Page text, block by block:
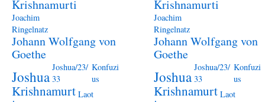
Krishnamurti
Joachim
Ringelnatz
Johann Wolfgang von
Goethe
Joshua
Joshua/23/
33
Konfuzi
us
Krishnamurt Laot
Krishnamurti
Joachim
Ringelnatz
Johann Wolfgang von
Goethe
Joshua
Joshua/23/
33
Konfuzi
us
Krishnamurt Laot